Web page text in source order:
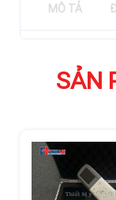
MÔ TẢ
SẢN